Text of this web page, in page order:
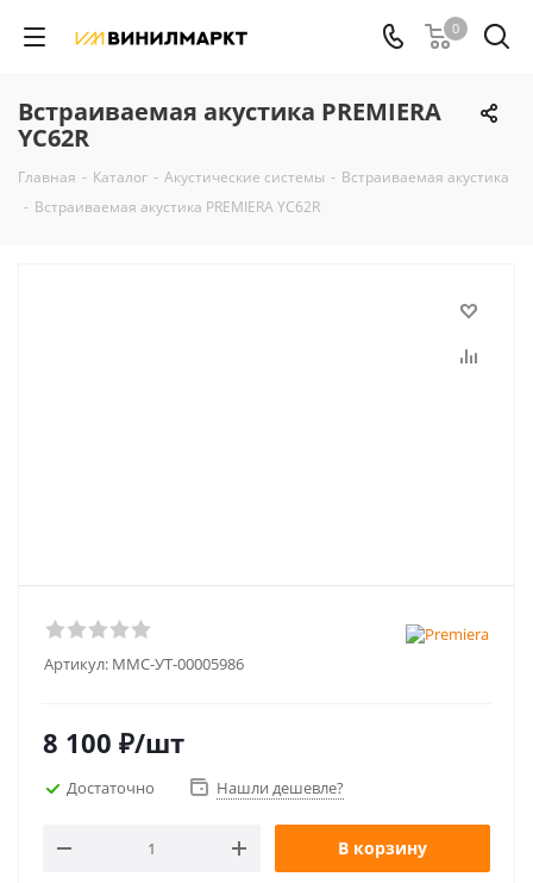
0
Встраиваемая акустика PREMIERA
YC62R
Главная - Каталог - Акустические системы - Встраиваемая акустика
- Встраиваемая акустика PREMIERA YC62R
Артикул: MMC-УТ-00005986
8 100 ₽/шт
Достаточно Нашли дешевле?
В корзину